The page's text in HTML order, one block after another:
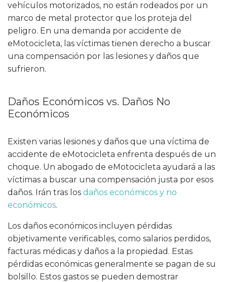
vehículos motorizados, no están rodeados por un
marco de metal protector que los proteja del
peligro. En una demanda por accidente de
eMotocicleta, las víctimas tienen derecho a buscar
una compensación por las lesiones y daños que
sufrieron.
Daños Económicos vs. Daños No
Económicos
Existen varias lesiones y daños que una víctima de
accidente de eMotocicleta enfrenta después de un
choque. Un abogado de eMotocicleta ayudará a las
víctimas a buscar una compensación justa por esos
daños. Irán tras los daños económicos y no
económicos.
Los daños económicos incluyen pérdidas
objetivamente verificables, como salarios perdidos,
facturas médicas y daños a la propiedad. Estas
pérdidas económicas generalmente se pagan de su
bolsillo. Estos gastos se pueden demostrar